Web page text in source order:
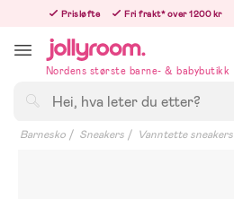
innehållet
Prisløfte Fri frakt* over 1200 kr
Nordens største barne- & babybutikk
Barnesko Sneakers Vanntette sneakers